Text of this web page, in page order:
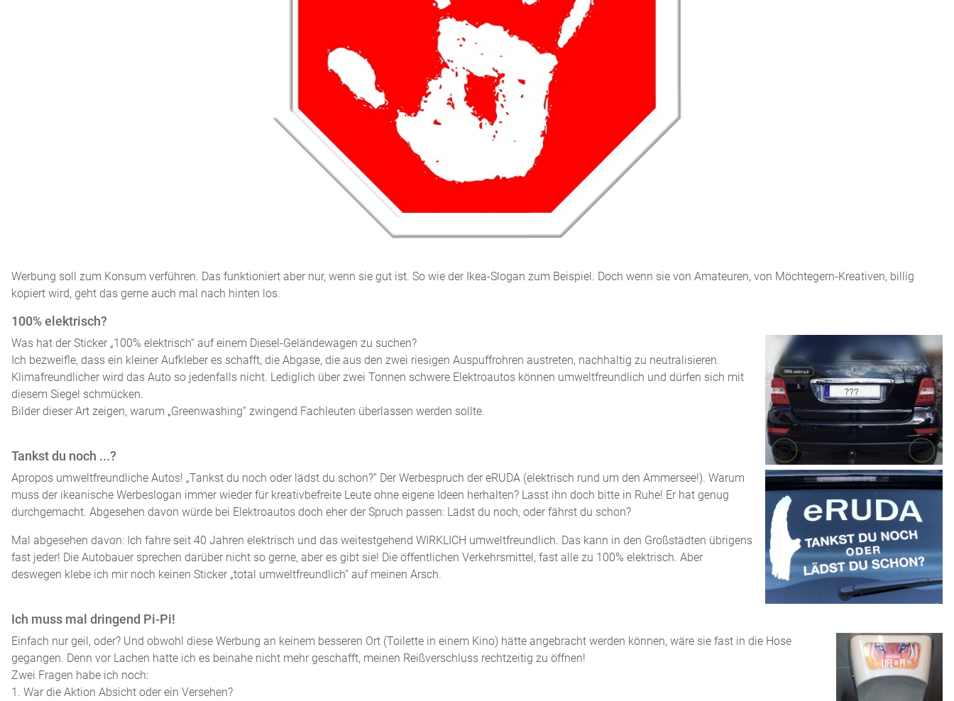
Werbung soll zum Konsum verführen. Das funktioniert aber nur, wenn sie gut ist. So wie der Ikea-Slogan zum Beispiel. Doch wenn sie von Amateuren, von Möchtegern-Kreativen, billig
kopiert wird, geht das gerne auch mal nach hinten los.
100% elektrisch?
Was hat der Sticker „100% elektrisch“ auf einem Diesel-Geländewagen zu suchen?
Ich bezweifle, dass ein kleiner Aufkleber es schafft, die Abgase, die aus den zwei riesigen Auspuffrohren austreten, nachhaltig zu neutralisieren.
Klimafreundlicher wird das Auto so jedenfalls nicht. Lediglich über zwei Tonnen schwere Elektroautos können umweltfreundlich und dürfen sich mit
diesem Siegel schmücken.
Bilder dieser Art zeigen, warum „Greenwashing“ zwingend Fachleuten überlassen werden sollte.
Tankst du noch ...?
Apropos umweltfreundliche Autos! „Tankst du noch oder lädst du schon?“ Der Werbespruch der eRUDA (elektrisch rund um den Ammersee!). Warum
muss der ikeanische Werbeslogan immer wieder für kreativbefreite Leute ohne eigene Ideen herhalten? Lasst ihn doch bitte in Ruhe! Er hat genug
durchgemacht. Abgesehen davon würde bei Elektroautos doch eher der Spruch passen: Lädst du noch, oder fährst du schon?
Mal abgesehen davon: Ich fahre seit 40 Jahren elektrisch und das weitestgehend WIRKLICH umweltfreundlich. Das kann in den Großstädten übrigens
fast jeder! Die Autobauer sprechen darüber nicht so gerne, aber es gibt sie! Die öffentlichen Verkehrsmittel, fast alle zu 100% elektrisch. Aber
deswegen klebe ich mir noch keinen Sticker „total umweltfreundlich“ auf meinen Arsch.
Ich muss mal dringend Pi-Pi!
Einfach nur geil, oder? Und obwohl diese Werbung an keinem besseren Ort (Toilette in einem Kino) hätte angebracht werden können, wäre sie fast in die Hose
gegangen. Denn vor Lachen hatte ich es beinahe nicht mehr geschafft, meinen Reißverschluss rechtzeitig zu öffnen!
Zwei Fragen habe ich noch:
1. War die Aktion Absicht oder ein Versehen?